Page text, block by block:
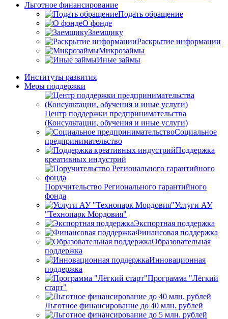
Льготное финансирование
Подать обращение
О фонде
Заемщику
Раскрытие информации
Микрозаймы
Иные займы
Институты развития
Меры поддержки
Центр поддержки предпринимательства
(Консультации, обучения и иные услуги)
Социальное
предпринимательство
Поддержка
креативных индустрий
Поручительство Регионального гарантийного
фонда
Услуги АУ
"Технопарк Мордовия"
Экспортная поддержка
Финансовая поддержка
Образовательная
поддержка
Инновационная
поддержка
Программа "Лёгкий
старт"
Льготное финансирование до 40 млн. рублей